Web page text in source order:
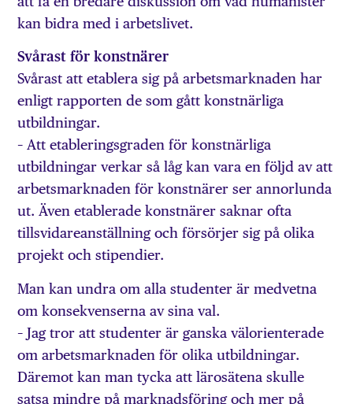
kan bidra med i arbetslivet.
Svårast för konstnärer
Svårast att etablera sig på arbetsmarknaden har
enligt rapporten de som gått konstnärliga
utbildningar.
– Att etableringsgraden för konstnärliga
utbildningar verkar så låg kan vara en följd av att
arbetsmarknaden för konstnärer ser annorlunda
ut. Även etablerade konstnärer saknar ofta
tillsvidareanställning och försörjer sig på olika
projekt och stipendier.
Man kan undra om alla studenter är medvetna
om konsekvenserna av sina val.
– Jag tror att studenter är ganska välorienterade
om arbetsmarknaden för olika utbildningar.
Däremot kan man tycka att lärosätena skulle
satsa mindre på marknadsföring och mer på